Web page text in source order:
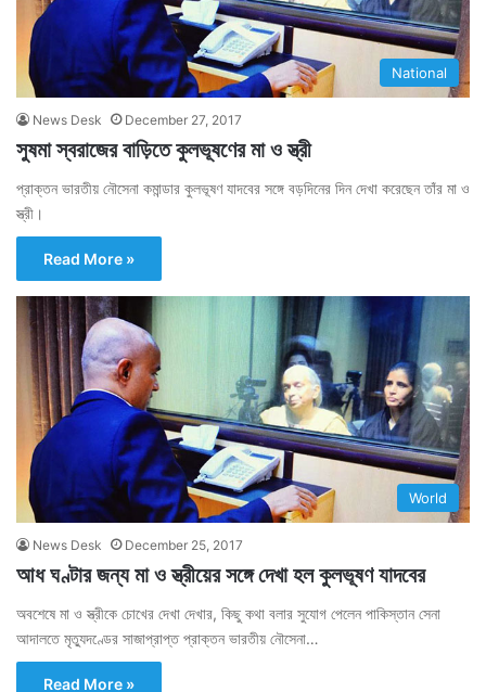
National
News Desk December 27, 2017
সুষমা স্বরাজের বাড়িতে কুলভূষণের মা ও স্ত্রী
প্রাক্তন ভারতীয় নৌসেনা কমান্ডার কুলভূষণ যাদবের সঙ্গে বড়দিনের দিন দেখা করেছেন তাঁর মা ও
স্ত্রী।
Read More »
World
News Desk December 25, 2017
আধ ঘণ্টার জন্য মা ও স্ত্রীয়ের সঙ্গে দেখা হল কুলভূষণ যাদবের
অবশেষে মা ও স্ত্রীকে চোখের দেখা দেখার, কিছু কথা বলার সুযোগ পেলেন পাকিস্তান সেনা
আদালতে মৃত্যুদণ্ডের সাজাপ্রাপ্ত প্রাক্তন ভারতীয় নৌসেনা…
Read More »